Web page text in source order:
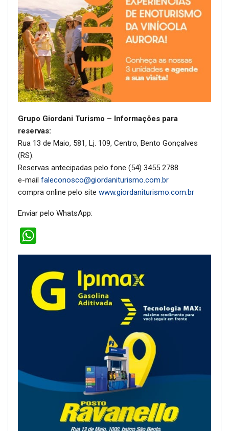
Grupo Giordani Turismo – Informações para
reservas:
Rua 13 de Maio, 581, Lj. 109, Centro, Bento Gonçalves
(RS).
Reservas antecipadas pelo fone (54) 3455 2788
e-mail faleconosco@giordaniturismo.com.br
compra online pelo site www.giordaniturismo.com.br
Enviar pelo WhatsApp: